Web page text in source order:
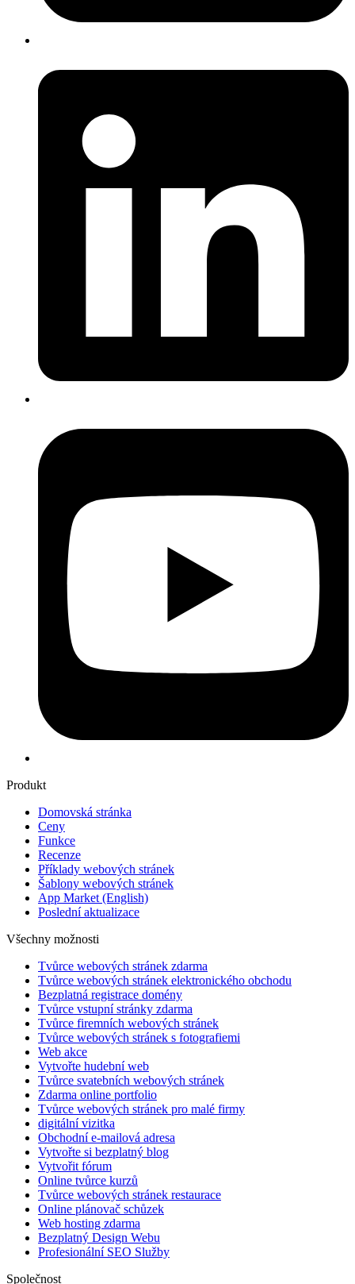
Produkt
Domovská stránka
Ceny
Funkce
Recenze
Příklady webových stránek
Šablony webových stránek
App Market (English)
Poslední aktualizace
Všechny možnosti
Tvůrce webových stránek zdarma
Tvůrce webových stránek elektronického obchodu
Bezplatná registrace domény
Tvůrce vstupní stránky zdarma
Tvůrce firemních webových stránek
Tvůrce webových stránek s fotografiemi
Web akce
Vytvořte hudební web
Tvůrce svatebních webových stránek
Zdarma online portfolio
Tvůrce webových stránek pro malé firmy
digitální vizitka
Obchodní e-mailová adresa
Vytvořte si bezplatný blog
Vytvořit fórum
Online tvůrce kurzů
Tvůrce webových stránek restaurace
Online plánovač schůzek
Web hosting zdarma
Bezplatný Design Webu
Profesionální SEO Služby
Společnost